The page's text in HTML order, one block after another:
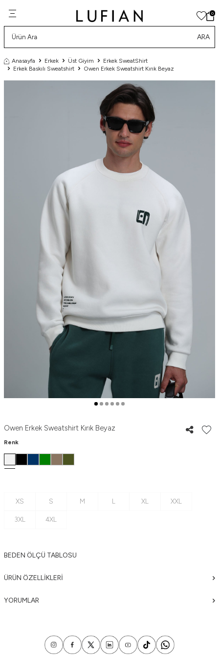
0
ARA
Anasayfa Erkek Üst Giyim
Erkek SweatShirt
Erkek Baskılı Sweatshirt
Owen Erkek Sweatshirt Kırık Beyaz
Owen Erkek Sweatshirt Kırık Beyaz
Renk
XS S M L XL XXL
3XL 4XL
BEDEN ÖLÇÜ TABLOSU
ÜRÜN ÖZELLIKLERI
YORUMLAR